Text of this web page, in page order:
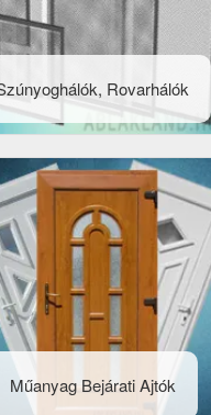
Rovarhálók
Műanyag Bejárati Ajtók